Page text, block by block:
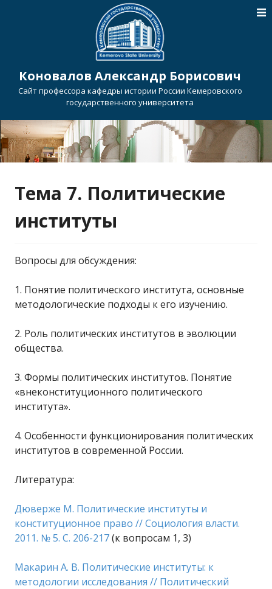
Коновалов Александр Борисович
Сайт профессора кафедры истории России Кемеровского
государственного университета
Тема 7. Политические
институты
Вопросы для обсуждения:
1. Понятие политического института, основные
методологические подходы к его изучению.
2. Роль политических институтов в эволюции
общества.
3. Формы политических институтов. Понятие
«внеконституционного политического
института».
4. Особенности функционирования политических
институтов в современной России.
Литература:
Дюверже М. Политические институты и
конституционное право // Социология власти.
2011. № 5. С. 206-217(к вопросам 1, 3)
Макарин А. В. Политические институты: к
методологии исследования // Политический